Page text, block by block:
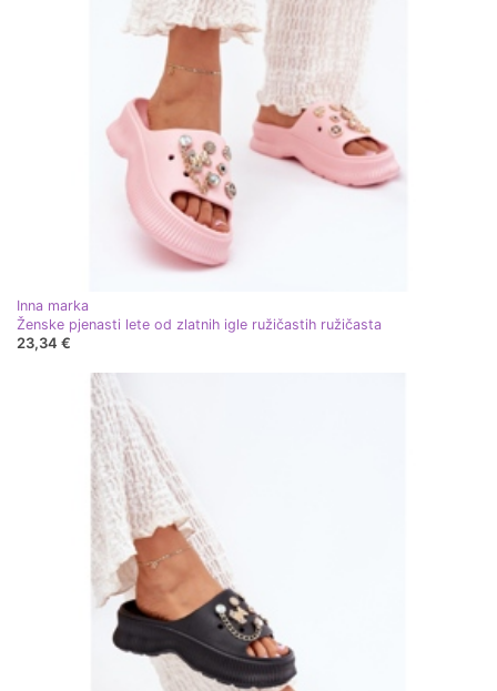
Inna marka
Ženske pjenasti lete od zlatnih igle ružičastih ružičasta
23,34 €